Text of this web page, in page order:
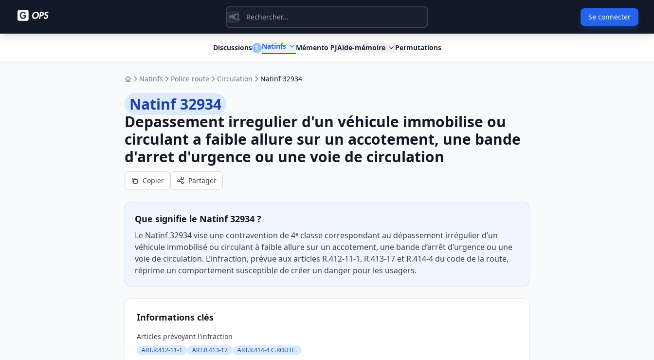
⌘K Se connecter
Discussions 1 Natinfs Mémento PJAide-mémoire Permutations
AccueilNatinfs Police route Circulation Natinf 32934
Natinf 32934
Depassement irregulier d'un véhicule immobilise ou
circulant a faible allure sur un accotement, une bande
d'arret d'urgence ou une voie de circulation
Copier Partager
Que signifie le Natinf 32934 ?
Le Natinf 32934 vise une contravention de 4ᵉ classe correspondant au dépassement irrégulier d’un
véhicule immobilisé ou circulant à faible allure sur un accotement, une bande d’arrêt d’urgence ou une
voie de circulation. L’infraction, prévue aux articles R.412-11-1, R.413-17 et R.414-4 du code de la route,
réprime un comportement susceptible de créer un danger pour les usagers.
Informations clés
Articles prévoyant l'infraction
ART.R.412-11-1 ART.R.413-17 ART.R.414-4 C.ROUTE.